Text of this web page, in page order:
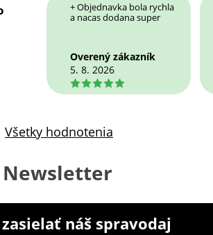
+ Objednavka bola rychla
a nacas dodana super
Overený zákazník
5. 8. 2026
5
Všetky hodnotenia
Newsletter
náš spravodaj